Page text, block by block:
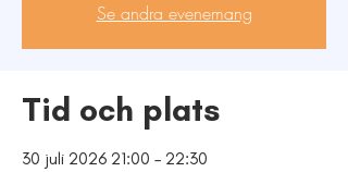
Se andra evenemang
Tid och plats
30 juli 2026 21:00 – 22:30